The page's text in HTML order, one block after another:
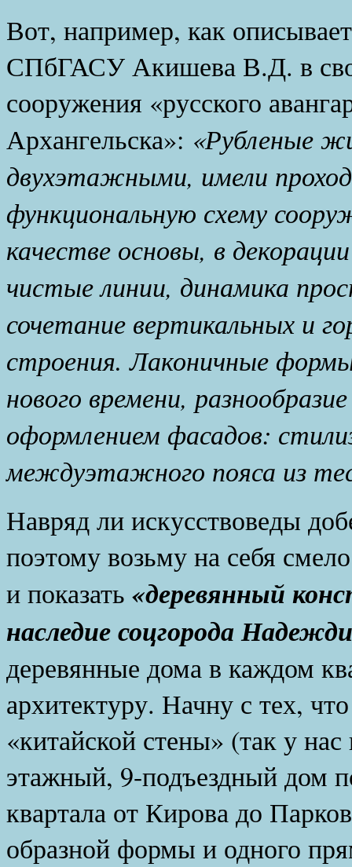
Вот, например, как
СПбГАСУ Акишева В.Д. в
сооружения «русского
Архангельска»: «Рубленые
двухэтажными, имели
функциональную схему
качестве основы, в
чистые линии, динамика
сочетание вертикальных и
строения. Лаконичные
нового времени,
оформлением фасадов:
междуэтажного пояса из
Навряд ли искусствоведы
поэтому возьму на себя
и показать «деревянный
наследие соцгорода
деревянные дома в каждом
архитектуру. Начну с тех,
«китайской стены» (так у
этажный, 9-подъездный дом
квартала от Кирова до
образной формы и одного